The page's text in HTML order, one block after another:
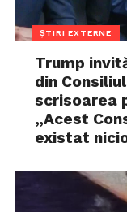
ȘTIRI EXTERNE
Trump
din
scrisoarea
„Acest
existat